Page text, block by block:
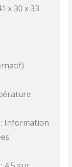
x 30 x 33
Information